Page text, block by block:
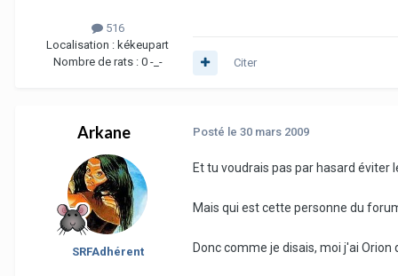
516
Localisation : kékeupart
Nombre de rats : 0 -_- Citer
Arkane
SRFAdhérent
Posté le 30 mars 2009
Et tu voudrais pas par hasard
Mais qui est cette personne du
Donc comme je disais, moi j'ai